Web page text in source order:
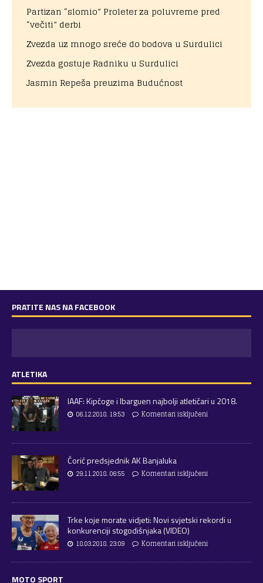
Partizan “slomio” Proleter za poluvreme pred
“večiti” derbi
Zvezda uz mnogo sreće do bodova u Surdulici
Zvezda gostuje Radniku u Surdulici
Jasmin Repeša preuzima Budućnost
PRATITE NAS NA FACEBOOK
ATLETIKA
IAAF: Kipčoge i Ibarguen najbolji atletičari u 2018.
06.12.2018. 19:53 Komentari isključeni
Ćorić predsjednik AK Banjaluka
29.11.2018. 06:55 Komentari isključeni
Trke koje morate vidjeti: Novi svjetski rekordi u
konkurenciji stogodišnjaka (VIDEO)
18.03.2018. 23:09 Komentari isključeni
MOTO SPORT